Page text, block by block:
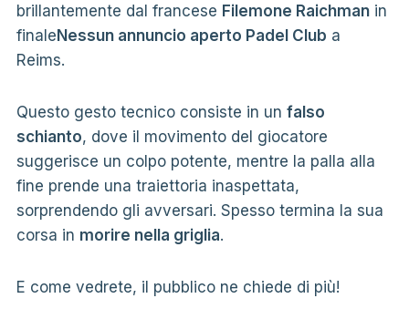
brillantemente dal francese Filemone Raichmanin
finaleNessun annuncio aperto Padel Club a
Reims.
Questo gesto tecnico consiste in un falso
schianto, dove il movimento del giocatore
suggerisce un colpo potente, mentre la palla alla
fine prende una traiettoria inaspettata,
sorprendendo gli avversari. Spesso termina la sua
corsa in morire nella griglia.
E come vedrete, il pubblico ne chiede di più!